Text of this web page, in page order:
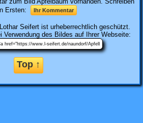
Ersten:
Ihr Kommentar
Seifert ist urheberrechtlich geschützt.
Verwendung des Bildes auf Ihrer Webseite:
Top ↑